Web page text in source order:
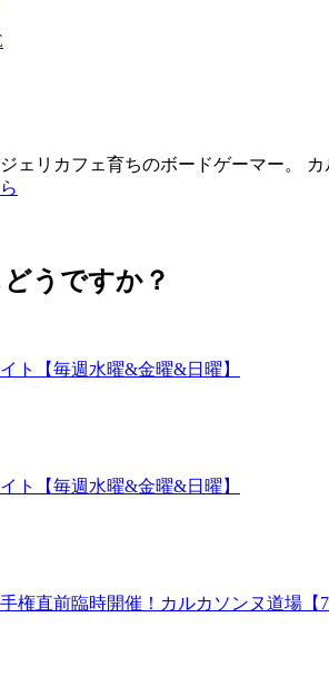
ェリカフェ育ちのボードゲーマー。 カ
うですか？
ト【毎週水曜&金曜&日曜】
ト【毎週水曜&金曜&日曜】
権直前臨時開催！カルカソンヌ道場【7